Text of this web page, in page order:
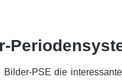
PSE die